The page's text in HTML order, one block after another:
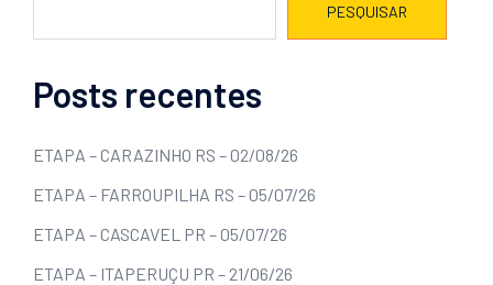
PESQUISAR
Posts recentes
ETAPA – CARAZINHO RS – 02/08/26
ETAPA – FARROUPILHA RS – 05/07/26
ETAPA – CASCAVEL PR – 05/07/26
ETAPA – ITAPERUÇU PR – 21/06/26